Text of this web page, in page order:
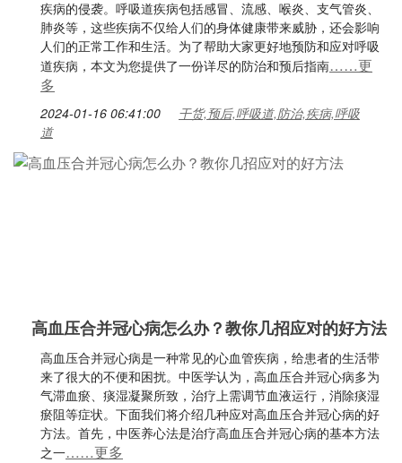
疾病的侵袭。呼吸道疾病包括感冒、流感、喉炎、支气管炎、
肺炎等，这些疾病不仅给人们的身体健康带来威胁，还会影响
人们的正常工作和生活。为了帮助大家更好地预防和应对呼吸
道疾病，本文为您提供了一份详尽的防治和预后指南……更
多
2024-01-16 06:41:00
干货,预后,呼吸道,防治,疾病,呼吸
道
高血压合并冠心病怎么办？教你几招应对的好方法
高血压合并冠心病是一种常见的心血管疾病，给患者的生活带
来了很大的不便和困扰。中医学认为，高血压合并冠心病多为
气滞血瘀、痰湿凝聚所致，治疗上需调节血液运行，消除痰湿
瘀阻等症状。下面我们将介绍几种应对高血压合并冠心病的好
方法。首先，中医养心法是治疗高血压合并冠心病的基本方法
之一……更多